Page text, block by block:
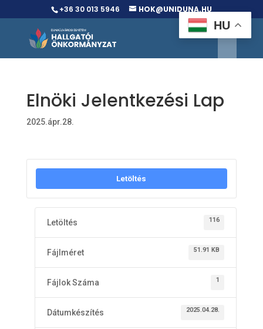
+36 30 013 5946 HOK@UNIDUNA.HU
Elnöki Jelentkezési Lap
2025.ápr.28.
Letöltés
Letöltés 116
Fájlméret 51.91 KB
Fájlok Száma 1
Dátumkészítés 2025.04.28.
HU